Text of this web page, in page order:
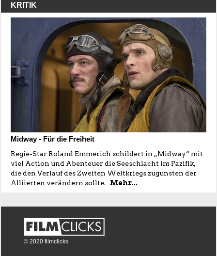
KRITIK
Midway - Für die Freiheit
Regie-Star Roland Emmerich schildert in „Midway“ mit
viel Action und Abenteuer die Seeschlacht im Pazifik,
die den Verlauf des Zweiten Weltkriegs zugunsten der
Alliierten verändern sollte. Mehr...
© 2020 filmclicks